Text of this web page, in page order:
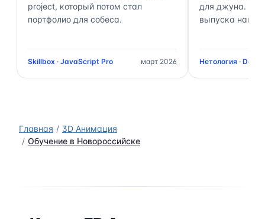
project, который потом стал
портфолио для собеса.
Skillbox · JavaScript Pro март 2026
для джуна.
выпуска нашёл
Нетология · Data
Главная
3D Анимация
Обучение в Новороссийске